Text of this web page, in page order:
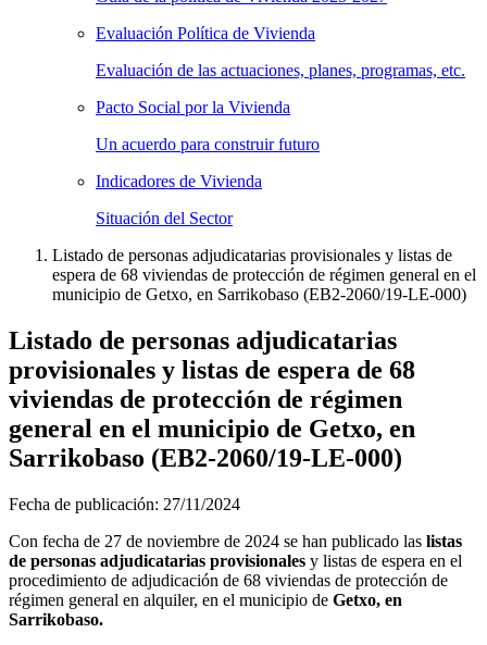
Evaluación Política de Vivienda
Evaluación de las actuaciones, planes, programas, etc.
Pacto Social por la Vivienda
Un acuerdo para construir futuro
Indicadores de Vivienda
Situación del Sector
Listado de personas adjudicatarias provisionales y listas de
espera de 68 viviendas de protección de régimen general en el
municipio de Getxo, en Sarrikobaso (EB2-2060/19-LE-000)
Listado de personas adjudicatarias
provisionales y listas de espera de 68
viviendas de protección de régimen
general en el municipio de Getxo, en
Sarrikobaso (EB2-2060/19-LE-000)
Fecha de publicación: 27/11/2024
Con fecha de 27 de noviembre de 2024 se han publicado las listas
de personas adjudicatarias provisionales y listas de espera en el
procedimiento de adjudicación de 68 viviendas de protección de
régimen general en alquiler, en el municipio de Getxo, en
Sarrikobaso.